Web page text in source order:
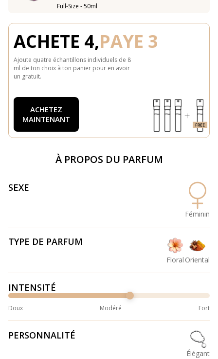
Full-Size - 50ml
ACHETE 4,PAYE 3
Ajoute quatre échantillons individuels de 8
ml de ton choix à ton panier pour en avoir
un gratuit.
ACHETEZ
MAINTENANT
À PROPOS DU PARFUM
SEXE
Féminin
TYPE DE PARFUM
Floral Oriental
INTENSITÉ
Doux Modéré Fort
PERSONNALITÉ
Élégant